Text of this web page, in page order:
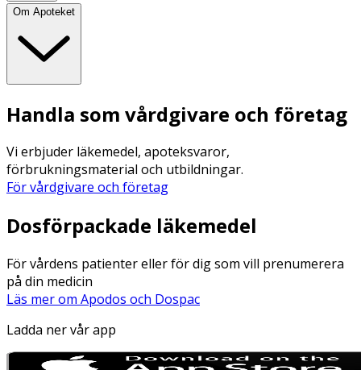
Om Apoteket
Handla som vårdgivare och företag
Vi erbjuder läkemedel, apoteksvaror,
förbrukningsmaterial och utbildningar.
För vårdgivare och företag
Dosförpackade läkemedel
För vårdens patienter eller för dig som vill prenumerera
på din medicin
Läs mer om Apodos och Dospac
Ladda ner vår app